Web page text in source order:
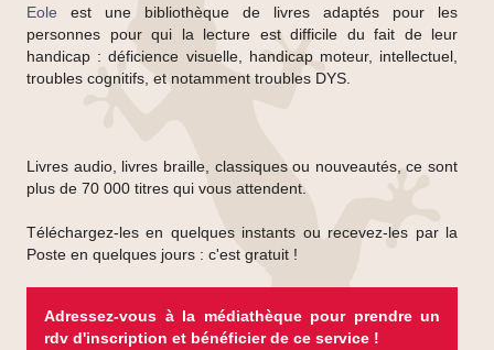
Eole est une bibliothèque de livres adaptés pour les
personnes pour qui la lecture est difficile du fait de leur
handicap : déficience visuelle, handicap moteur, intellectuel,
troubles cognitifs, et notamment troubles DYS.
Livres audio, livres braille, classiques ou nouveautés, ce sont
plus de 70 000 titres qui vous attendent.
Téléchargez-les en quelques instants ou recevez-les par la
Poste en quelques jours : c'est gratuit !
Adressez-vous à la médiathèque pour prendre un
rdv d'inscription et bénéficier de ce service !